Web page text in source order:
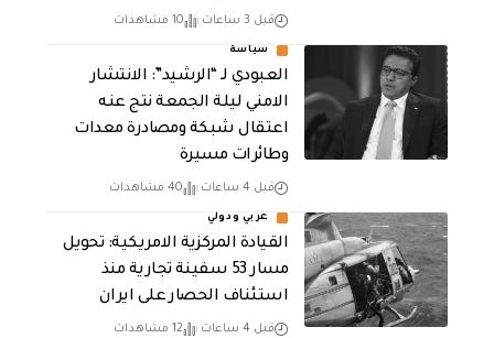
قبل 3 ساعات 10 مشاهدات
سياسة
العبودي لـ “الرشيد”: الانتشار
الامني ليلة الجمعة نتج عنه
اعتقال شبكة ومصادرة معدات
وطائرات مسيرة
قبل 4 ساعات 40 مشاهدات
عربي ودولي
القيادة المركزية الامريكية: تحويل
مسار 53 سفينة تجارية منذ
استئناف الحصار على ايران
قبل 4 ساعات 12 مشاهدات